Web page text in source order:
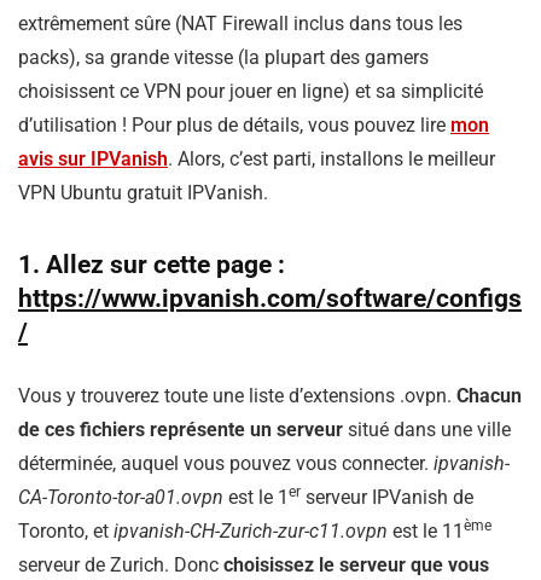
extrêmement sûre (NAT Firewall inclus dans tous les
packs), sa grande vitesse (la plupart des gamers
choisissent ce VPN pour jouer en ligne) et sa simplicité
d’utilisation ! Pour plus de détails, vous pouvez lire mon
avis sur IPVanish. Alors, c’est parti, installons le meilleur
VPN Ubuntu gratuit IPVanish.
1. Allez sur cette page :
https://www.ipvanish.com/software/configs
/
Vous y trouverez toute une liste d’extensions .ovpn. Chacun
de ces fichiers représente un serveur situé dans une ville
déterminée, auquel vous pouvez vous connecter. ipvanish-
CA-Toronto-tor-a01.ovpn est le 1 er serveur IPVanish de
Toronto, et ipvanish-CH-Zurich-zur-c11.ovpn est le 11 ème
serveur de Zurich. Donc choisissez le serveur que vous